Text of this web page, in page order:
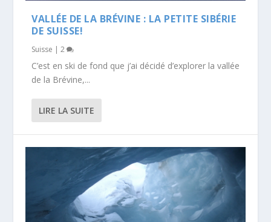
VALLÉE DE LA BRÉVINE : LA PETITE SIBÉRIE
DE SUISSE!
Suisse |2
C’est en ski de fond que j’ai décidé d’explorer la vallée
de la Brévine,...
LIRE LA SUITE